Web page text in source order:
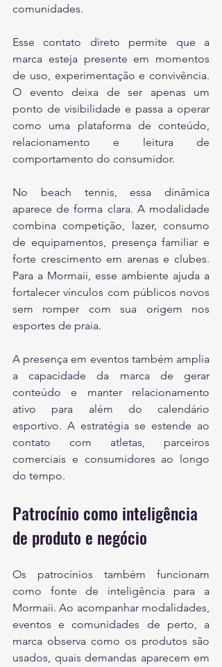
comunidades.
Esse contato direto permite que a
marca esteja presente em momentos
de uso, experimentação e convivência.
O evento deixa de ser apenas um
ponto de visibilidade e passa a operar
como uma plataforma de conteúdo,
relacionamento e leitura de
comportamento do consumidor.
No beach tennis, essa dinâmica
aparece de forma clara. A modalidade
combina competição, lazer, consumo
de equipamentos, presença familiar e
forte crescimento em arenas e clubes.
Para a Mormaii, esse ambiente ajuda a
fortalecer vínculos com públicos novos
sem romper com sua origem nos
esportes de praia.
A presença em eventos também amplia
a capacidade da marca de gerar
conteúdo e manter relacionamento
ativo para além do calendário
esportivo. A estratégia se estende ao
contato com atletas, parceiros
comerciais e consumidores ao longo
do tempo.
Patrocínio como inteligência
de produto e negócio
Os patrocínios também funcionam
como fonte de inteligência para a
Mormaii. Ao acompanhar modalidades,
eventos e comunidades de perto, a
marca observa como os produtos são
usados, quais demandas aparecem em